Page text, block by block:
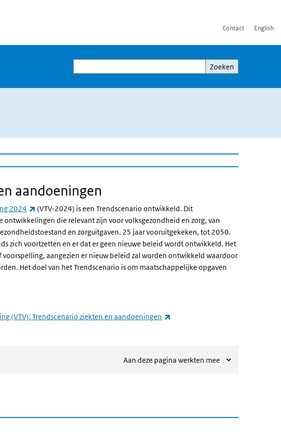
Contact English
Zoeken
Zoeken
aandoeningen
2024 (externe link)
(VTV-2024) is een Trendscenario ontwikkeld. Dit
die relevant zijn voor volksgezondheid en zorg, van
en zorguitgaven. 25 jaar vooruitgekeken, tot 2050.
zich voortzetten en er dat er geen nieuwe beleid wordt ontwikkeld. Het
voorspelling, aangezien er nieuw beleid zal worden ontwikkeld waardoor
Het doel van het Trendscenario is om maatschappelijke opgaven
(VTV): Trendscenario ziekten en aandoeningen
Aan deze pagina werkten mee